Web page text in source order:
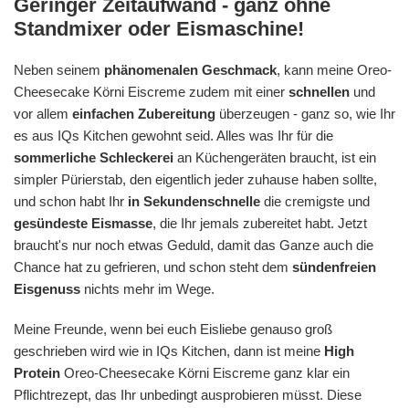
Geringer Zeitaufwand - ganz ohne
Standmixer oder Eismaschine!
Neben seinem phänomenalen Geschmack, kann meine Oreo-
Cheesecake Körni Eiscreme zudem mit einer schnellen und
vor allem einfachen Zubereitung überzeugen - ganz so, wie Ihr
es aus IQs Kitchen gewohnt seid. Alles was Ihr für die
sommerliche Schleckerei an Küchengeräten braucht, ist ein
simpler Pürierstab, den eigentlich jeder zuhause haben sollte,
und schon habt Ihr in Sekundenschnelle die cremigste und
gesündeste Eismasse, die Ihr jemals zubereitet habt. Jetzt
braucht's nur noch etwas Geduld, damit das Ganze auch die
Chance hat zu gefrieren, und schon steht dem sündenfreien
Eisgenuss nichts mehr im Wege.
Meine Freunde, wenn bei euch Eisliebe genauso groß
geschrieben wird wie in IQs Kitchen, dann ist meine High
Protein Oreo-Cheesecake Körni Eiscreme ganz klar ein
Pflichtrezept, das Ihr unbedingt ausprobieren müsst. Diese